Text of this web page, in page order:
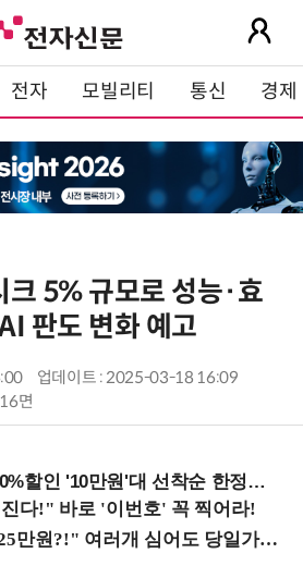
전자 모빌리티 통신 경제
크 5% 규모로 성능·효
판도 변화 예고
업데이트 : 2025-03-18 16:09
16면
할인 '10만원'대 선착순 한정판매!